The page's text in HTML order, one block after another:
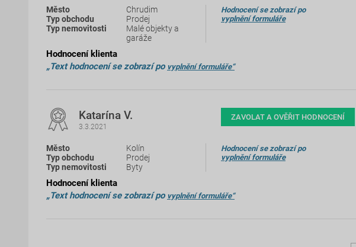
Chrudim
Prodej
Malé objekty a
garáže
Hodnocení se zobrazí po
vyplnění formuláře
Hodnocení klienta
„Text hodnocení se zobrazí po vyplnění formuláře“
Katarína V.
3.3.2021
Kolín
Prodej
Byty
ZAVOLAT A OVĚŘIT HODNOCENÍ
Hodnocení se zobrazí po
vyplnění formuláře
Hodnocení klienta
„Text hodnocení se zobrazí po vyplnění formuláře“